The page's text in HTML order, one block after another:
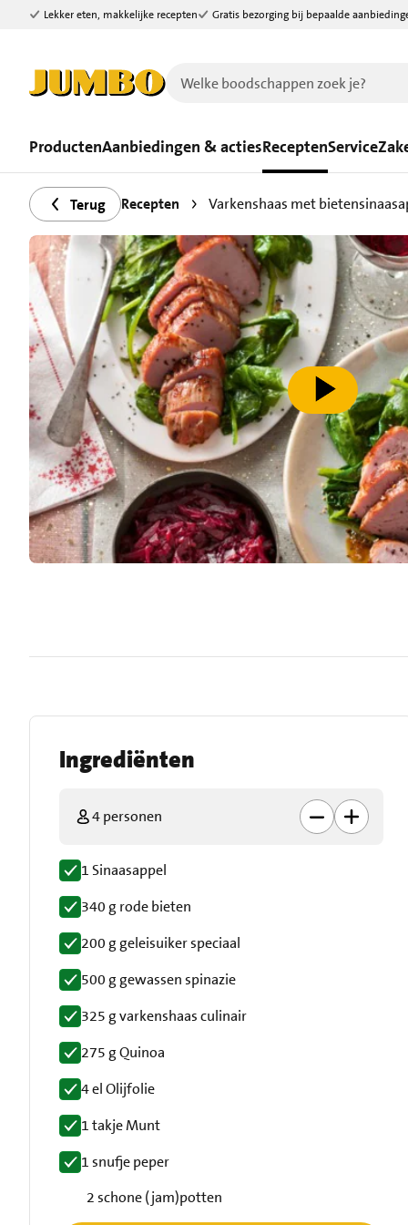
Ga naar zoeken
Ga naar hoofdinhoud
Lekker eten, makkelijke recepten Gratis bezorging bij bepaalde
ProductenAanbiedingen & actiesReceptenService
Terug Recepten Varkenshaas met
speel video af
Ingrediënten
4 personen
1 Sinaasappel
340 g rode bieten
200 g geleisuiker speciaal
500 g gewassen spinazie
325 g varkenshaas culinair
275 g Quinoa
4 el Olijfolie
1 takje Munt
1 snufje peper
2 schone (jam)potten